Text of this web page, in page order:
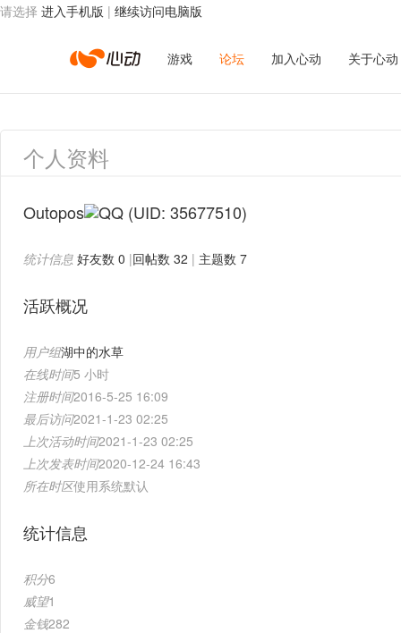
请选择 进入手机版 | 继续访问电脑版
心
动
络
游戏 论坛 加入心动 关于心动
个人资料
Outopos (UID: 35677510)
统计信息 好友数 0 |回帖数 32 | 主题数 7
活跃概况
用户组湖中的水草
在线时间5 小时
注册时间2016-5-25 16:09
最后访问2021-1-23 02:25
上次活动时间2021-1-23 02:25
上次发表时间2020-12-24 16:43
所在时区使用系统默认
统计信息
积分6
威望1
金钱282